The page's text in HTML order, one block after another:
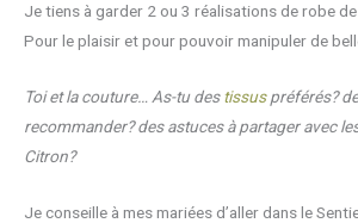
Je tiens à garder 2 ou 3 réalisations de robe de
Pour le plaisir et pour pouvoir manipuler de
Toi et la couture… As-tu destissuspréférés?
recommander? des astuces à partager avec
Citron?
Je conseille à mes mariées d’aller dans le